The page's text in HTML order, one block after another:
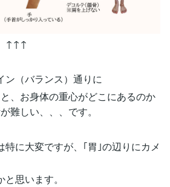
↑↑↑
ン（バランス）通りに
、お身体の重心がどこにあるのか
難しい、、、です。
特に大変ですが、｢胃｣の辺りにカメ
思います。